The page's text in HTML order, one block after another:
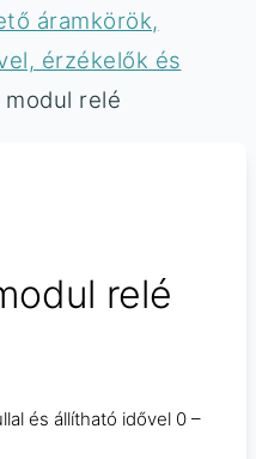
áramkörök,
érzékelők és
relé
relé
és állítható idővel 0 –